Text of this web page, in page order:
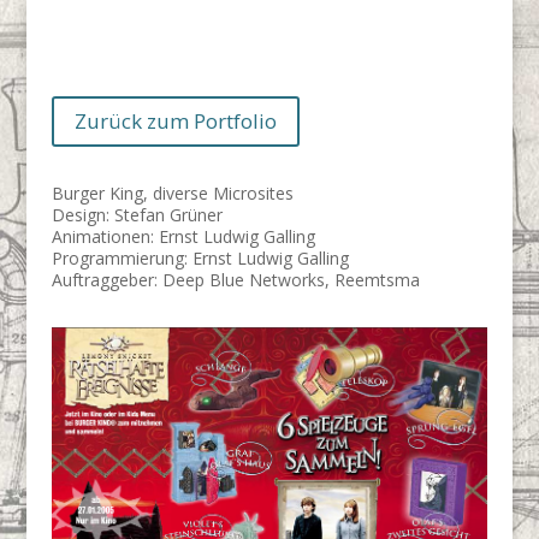
Zurück zum Portfolio
Burger King, diverse Microsites
Design: Stefan Grüner
Animationen: Ernst Ludwig Galling
Programmierung: Ernst Ludwig Galling
Auftraggeber: Deep Blue Networks, Reemtsma